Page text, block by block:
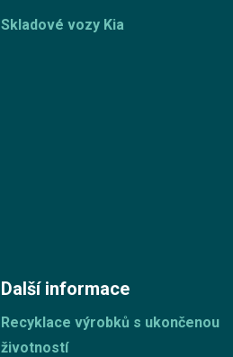
Skladové vozy Kia
Další informace
Recyklace výrobků s ukončenou
životností